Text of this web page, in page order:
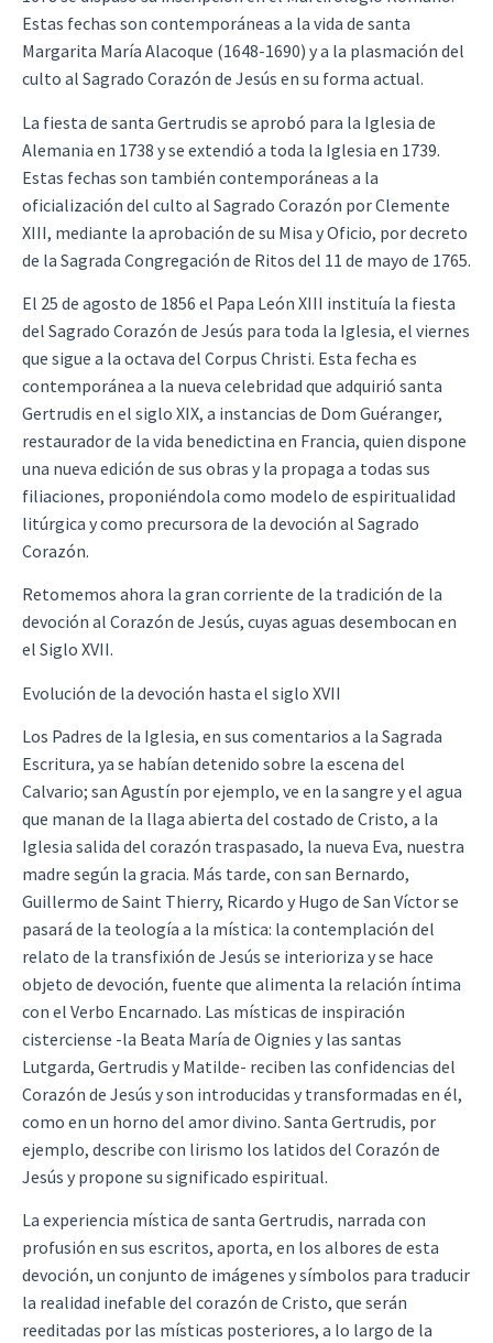
Estas fechas son contemporáneas a la vida de santa
Margarita María Alacoque (1648-1690) y a la plasmación del
culto al Sagrado Corazón de Jesús en su forma actual.
La fiesta de santa Gertrudis se aprobó para la Iglesia de
Alemania en 1738 y se extendió a toda la Iglesia en 1739.
Estas fechas son también contemporáneas a la
oficialización del culto al Sagrado Corazón por Clemente
XIII, mediante la aprobación de su Misa y Oficio, por decreto
de la Sagrada Congregación de Ritos del 11 de mayo de 1765.
El 25 de agosto de 1856 el Papa León XIII instituía la fiesta
del Sagrado Corazón de Jesús para toda la Iglesia, el viernes
que sigue a la octava del Corpus Christi. Esta fecha es
contemporánea a la nueva celebridad que adquirió santa
Gertrudis en el siglo XIX, a instancias de Dom Guéranger,
restaurador de la vida benedictina en Francia, quien dispone
una nueva edición de sus obras y la propaga a todas sus
filiaciones, proponiéndola como modelo de espiritualidad
litúrgica y como precursora de la devoción al Sagrado
Corazón.
Retomemos ahora la gran corriente de la tradición de la
devoción al Corazón de Jesús, cuyas aguas desembocan en
el Siglo XVII.
Evolución de la devoción hasta el siglo XVII
Los Padres de la Iglesia, en sus comentarios a la Sagrada
Escritura, ya se habían detenido sobre la escena del
Calvario; san Agustín por ejemplo, ve en la sangre y el agua
que manan de la llaga abierta del costado de Cristo, a la
Iglesia salida del corazón traspasado, la nueva Eva, nuestra
madre según la gracia. Más tarde, con san Bernardo,
Guillermo de Saint Thierry, Ricardo y Hugo de San Víctor se
pasará de la teología a la mística: la contemplación del
relato de la transfixión de Jesús se interioriza y se hace
objeto de devoción, fuente que alimenta la relación íntima
con el Verbo Encarnado. Las místicas de inspiración
cisterciense -la Beata María de Oignies y las santas
Lutgarda, Gertrudis y Matilde- reciben las confidencias del
Corazón de Jesús y son introducidas y transformadas en él,
como en un horno del amor divino. Santa Gertrudis, por
ejemplo, describe con lirismo los latidos del Corazón de
Jesús y propone su significado espiritual.
La experiencia mística de santa Gertrudis, narrada con
profusión en sus escritos, aporta, en los albores de esta
devoción, un conjunto de imágenes y símbolos para traducir
la realidad inefable del corazón de Cristo, que serán
reeditadas por las místicas posteriores, a lo largo de la